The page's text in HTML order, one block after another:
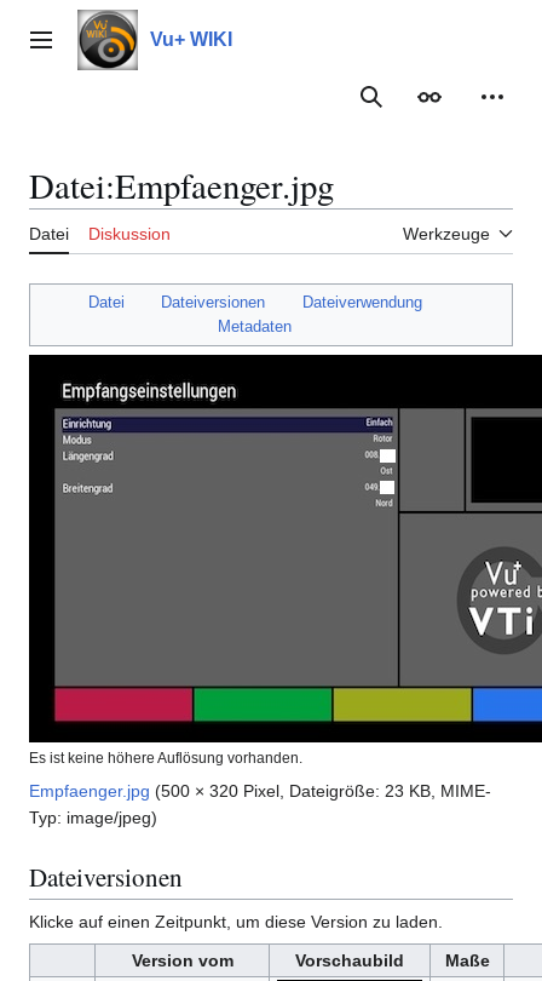
Inhalt
springenHauptmenü Vu+ WIKI
Suche
Datei:Empfaenger.jpg
Datei Diskussion Werkzeuge
Datei Dateiversionen
Dateiverwendung
Metadaten
Es ist keine höhere Auflösung vorhanden.
Empfaenger.jpg (500 × 320 Pixel, Dateigröße: 23 KB, MIME-
Typ: image/jpeg)
Dateiversionen
Klicke auf einen Zeitpunkt, um diese Version zu laden.
Version vom
Vorschaubild
Maße